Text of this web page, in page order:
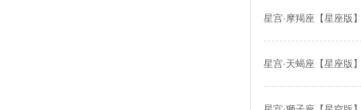
星宫·摩羯座【星座版】
星宫·天蝎座【星座版】